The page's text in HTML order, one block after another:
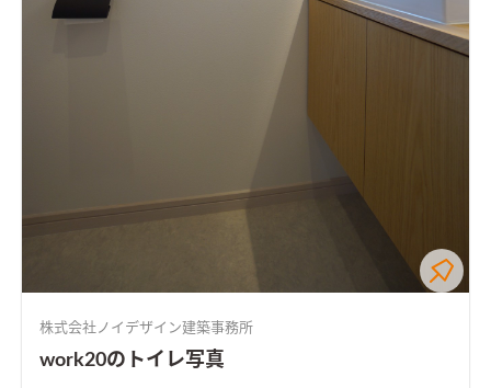
株式会社ノイデザイン建築事務所
work20のトイレ写真